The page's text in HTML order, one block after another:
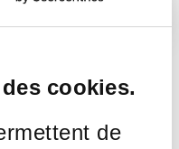
cookies.
de